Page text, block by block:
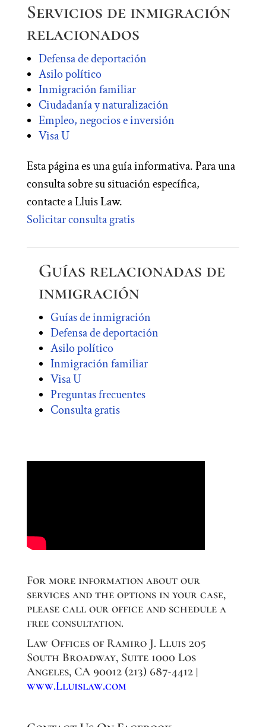
Servicios de inmigración
relacionados
Defensa de deportación
Asilo político
Inmigración familiar
Ciudadanía y naturalización
Empleo, negocios e inversión
Visa U
Esta página es una guía informativa. Para una
consulta sobre su situación específica,
contacte a Lluis Law.
Solicitar consulta gratis
Guías relacionadas de
inmigración
Guías de inmigración
Defensa de deportación
Asilo político
Inmigración familiar
Visa U
Preguntas frecuentes
Consulta gratis
For more information about our
services and the options in your case,
please call our office and schedule a
free consultation.
Law Offices of Ramiro J. Lluis 205
South Broadway, Suite 1000 Los
Angeles, CA 90012 (213) 687-4412 |
www.Lluislaw.com